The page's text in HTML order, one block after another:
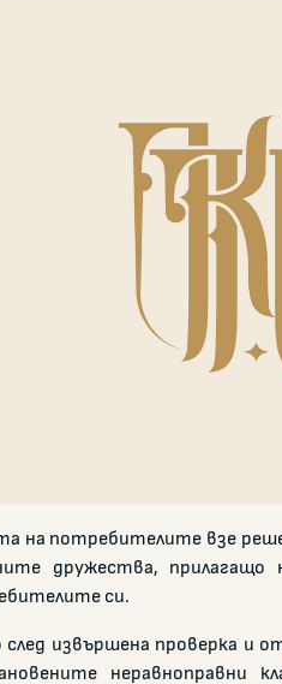
на потребителите взе
дружества,
си.
извършена проверка и
неравноправни